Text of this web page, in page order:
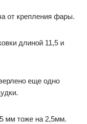
от крепления фары.
длиной 11,5 и
еще одно
мм тоже на 2,5мм.